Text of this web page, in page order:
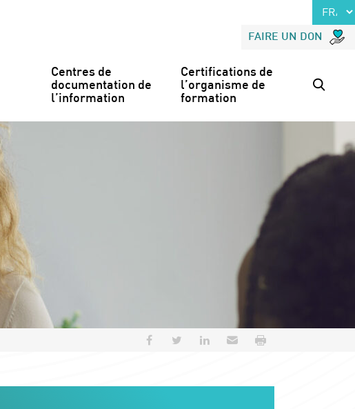
FAIRE UN DON
Centres de
documentation de
l’information
Certifications de
l’organisme de
formation
Partager sur Facebook
Partager sur Twitter
Partager sur LinkedIn
Envoyer par e-mail